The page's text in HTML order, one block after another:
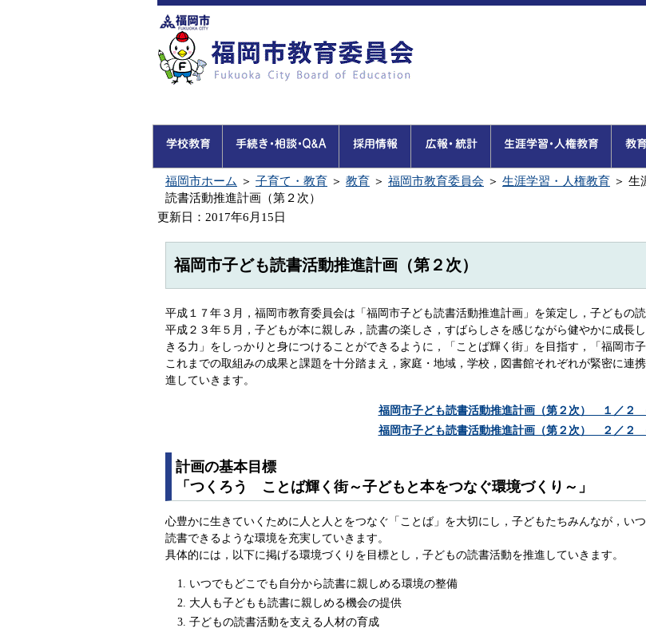
福岡市ホーム ＞ 子育て・教育 ＞ 教育 ＞ 福岡市教育委員会 ＞ 生涯学習・人権教育 ＞ 生
読書活動推進計画（第２次）
更新日：2017年6月15日
福岡市子ども読書活動推進計画（第２次）
平成１７年３月，福岡市教育委員会は「福岡市子ども読書活動推進計画」を策定し，子どもの
平成２３年５月，子どもが本に親しみ，読書の楽しさ，すばらしさを感じながら健やかに成長
きる力」をしっかりと身につけることができるように，「ことば輝く街」を目指す，「福岡市
これまでの取組みの成果と課題を十分踏まえ，家庭・地域，学校，図書館それぞれが緊密に連
進していきます。
福岡市子ども読書活動推進計画（第２次） １／２ （
福岡市子ども読書活動推進計画（第２次） ２／２ （
計画の基本目標
「つくろう ことば輝く街～子どもと本をつなぐ環境づくり～」
心豊かに生きていくために人と人とをつなぐ「ことば」を大切にし，子どもたちみんなが，い
読書できるような環境を充実していきます。
具体的には，以下に掲げる環境づくりを目標とし，子どもの読書活動を推進していきます。
いつでもどこでも自分から読書に親しめる環境の整備
大人も子どもも読書に親しめる機会の提供
子どもの読書活動を支える人材の育成